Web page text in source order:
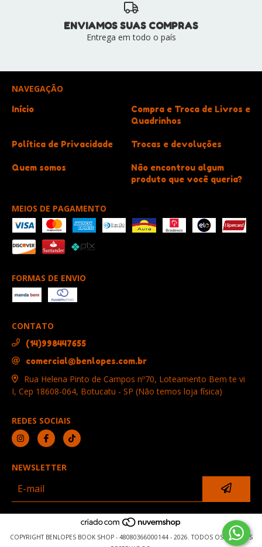
ENVIAMOS SUAS COMPRAS
Entrega em todo o país
NAVEGAÇÃO
Início
Compra e Troca de Livros e
Quadrinhos
Política de Privacidade Trocas e devoluções
Quem somos
Não encontrou algum
produto que você queria?
MEIOS DE PAGAMENTO
FORMAS DE ENVIO
CONTATO
(14)998447655
comercial@benlopes.com.br
Rua Helena Pinto de Campos nº70, Loteamento Bem te vi
I, Cep 18608-064, Botucatu - SP (Não temos loja física)
REDES SOCIAIS
NEWSLETTER
COPYRIGHT BENLOPES BOOK SHOP - 48080366000144 - 2026. TODOS OS DIREITOS